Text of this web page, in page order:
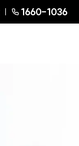
1660-1036